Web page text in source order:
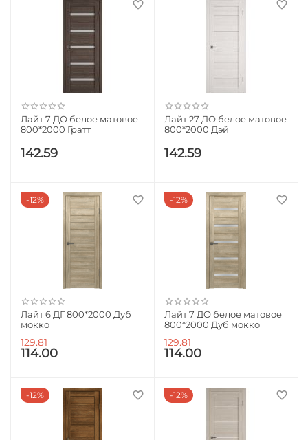
Лайт 7 ДО белое матовое
800*2000 Гратт
142.59
Лайт 27 ДО белое матовое
800*2000 Дэй
142.59
12%
Лайт 6 ДГ 800*2000 Дуб
мокко
129.81
114.00
12%
Лайт 7 ДО белое матовое
800*2000 Дуб мокко
129.81
114.00
12% 12%